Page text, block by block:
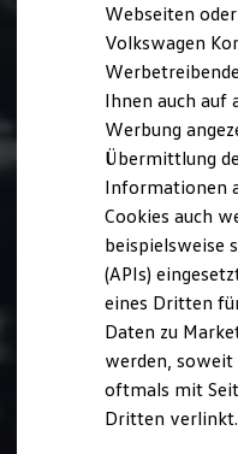
R-
GTI
Fußball
we drive football
#wedriveproud
Besitzer und Service
myVolkswagen
Software
Service und
Inspektion
Motorenöl
Räder und
Pannen-
Economy
Zubehör
Webseiten
Volkswagen
Ihnen auch auf
Werbung
Übermittlung
Informationen
Cookies auch
beispielsweise
(APIs)
eines Dritten
Daten zu
werden, soweit
oftmals mit
Dritten verlinkt.